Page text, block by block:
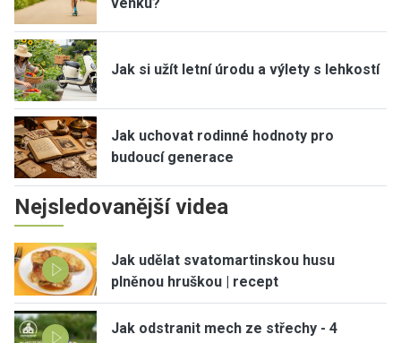
Jak si užít letní úrodu a výlety s lehkostí
Jak uchovat rodinné hodnoty pro
budoucí generace
Nejsledovanější videa
Jak udělat svatomartinskou husu
plněnou hruškou | recept
Jak odstranit mech ze střechy - 4